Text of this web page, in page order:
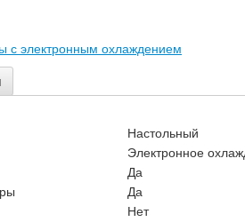
с электронным охлаждением
Настольный
Электронное
Да
Да
Нет